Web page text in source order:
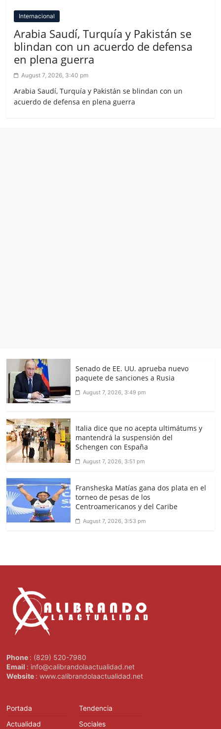
Internacional
Arabia Saudí, Turquía y Pakistán se
blindan con un acuerdo de defensa
en plena guerra
August 7, 2026, 3:40 pm
Arabia Saudí, Turquía y Pakistán se blindan con un
acuerdo de defensa en plena guerra
Senado de EE. UU. aprueba nuevo
paquete de sanciones a Rusia
August 7, 2026, 3:49 pm
Italia dice que no acepta ultimátums y
mantendrá la suspensión del
Schengen con España
August 7, 2026, 3:51 pm
Fransheska Matías gana dos plata en el
torneo de pesas de los
Centroamericanos y del Caribe
August 7, 2026, 3:53 pm
Phone : (829) 520-7980
Email : info@calibrandolaactualidad.net
Website : www.calibrandolaactualidad.net
Portada
Actualidad
Tendencia
Sociales